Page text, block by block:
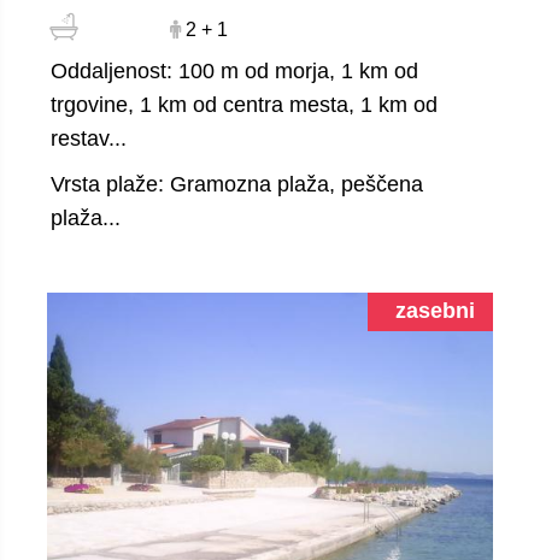
2 + 1
Oddaljenost: 100 m od morja, 1 km od
trgovine, 1 km od centra mesta, 1 km od
restav...
Vrsta plaže: Gramozna plaža, peščena
plaža...
zasebni